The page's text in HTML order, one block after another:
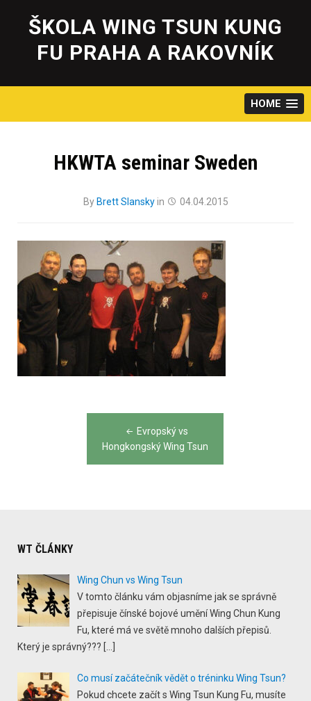
content
ŠKOLA WING TSUN KUNG
FU PRAHA A RAKOVNÍK
HOME
HKWTA seminar Sweden
By Brett Slanskyin 04.04.2015
navigation
Evropský vs
Hongkongský Wing Tsun
WT ČLÁNKY
Wing Chun vs Wing Tsun
V tomto článku vám objasníme jak se správně
přepisuje čínské bojové umění Wing Chun Kung
Fu, které má ve světě mnoho dalších přepisů.
Který je správný???
Co musí začátečník vědět o tréninku Wing Tsun?
Pokud chcete začít s Wing Tsun Kung Fu, musíte